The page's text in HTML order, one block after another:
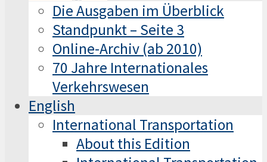
Die Ausgaben im Überblick
Standpunkt – Seite 3
Online-Archiv (ab 2010)
70 Jahre Internationales
Verkehrswesen
English
International Transportation
About this Edition